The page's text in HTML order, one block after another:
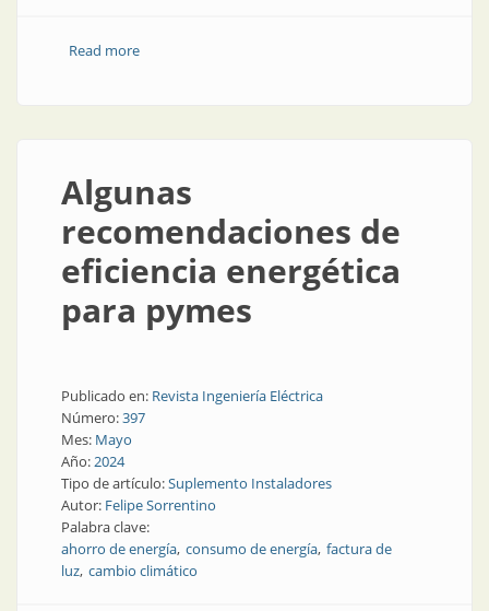
Read moreabout La capacitación en necesaria
Algunas
recomendaciones de
eficiencia energética
para pymes
Publicado en: Revista Ingeniería Eléctrica
Número:397
Mes: Mayo
Año:2024
Tipo de artículo:Suplemento Instaladores
Autor: Felipe Sorrentino
Palabra clave:
ahorro de energía consumo de energía factura de
luz cambio climático